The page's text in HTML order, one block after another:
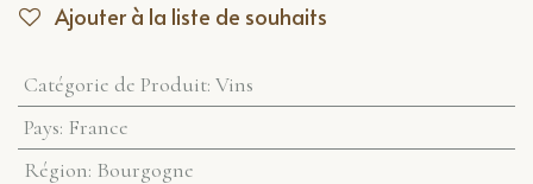
Ajouter à la liste de souhaits
Catégorie de Produit: Vins
Pays: France
Région: Bourgogne